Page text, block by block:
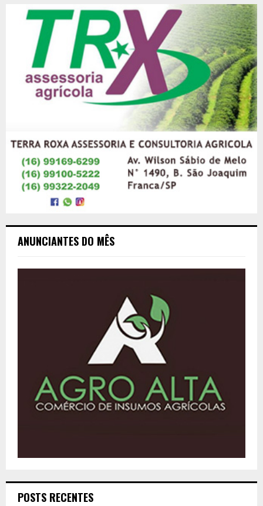
ANUNCIANTES DO MÊS
POSTS RECENTES